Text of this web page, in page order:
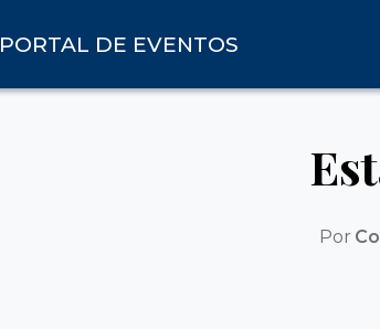
PORTAL DE EVENTOS
Por